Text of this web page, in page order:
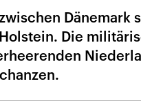
Dänemark
Die